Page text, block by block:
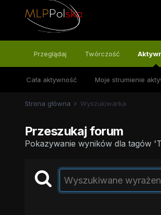
Przeglądaj Twórczość
Cała aktywność Moje strumienie
Strona główna Wyszukiwarka
Przeszukaj forum
Pokazywanie wyników dla tagów